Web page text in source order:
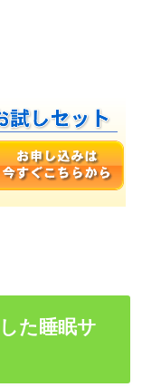
た睡眠サ